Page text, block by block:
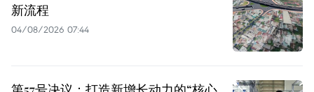
新流程
04/08/2026 07:44